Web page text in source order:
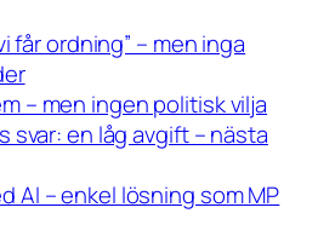
får ordning” – men inga
– men ingen politisk vilja
svar: en låg avgift – nästa
AI – enkel lösning som MP